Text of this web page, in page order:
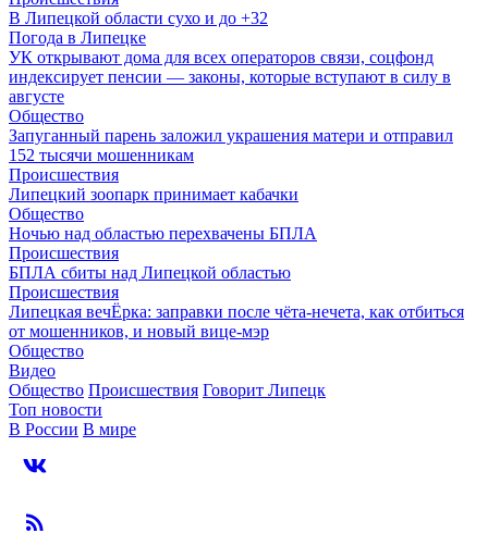
В Липецкой области сухо и до +32
Погода в Липецке
УК открывают дома для всех операторов связи, соцфонд
индексирует пенсии — законы, которые вступают в силу в
августе
Общество
Запуганный парень заложил украшения матери и отправил
152 тысячи мошенникам
Происшествия
Липецкий зоопарк принимает кабачки
Общество
Ночью над областью перехвачены БПЛА
Происшествия
БПЛА сбиты над Липецкой областью
Происшествия
Липецкая вечЁрка: заправки после чёта-нечета, как отбиться
от мошенников, и новый вице-мэр
Общество
Видео
Общество Происшествия Говорит Липецк
Топ новости
В России В мире